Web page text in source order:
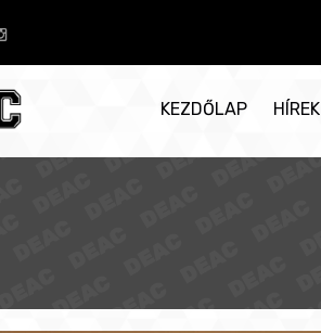
KEZDŐLAP HÍREK